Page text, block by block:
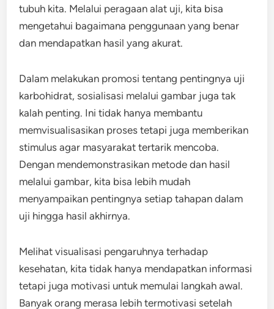
tubuh kita. Melalui peragaan alat uji, kita bisa
mengetahui bagaimana penggunaan yang benar
dan mendapatkan hasil yang akurat.
Dalam melakukan promosi tentang pentingnya uji
karbohidrat, sosialisasi melalui gambar juga tak
kalah penting. Ini tidak hanya membantu
memvisualisasikan proses tetapi juga memberikan
stimulus agar masyarakat tertarik mencoba.
Dengan mendemonstrasikan metode dan hasil
melalui gambar, kita bisa lebih mudah
menyampaikan pentingnya setiap tahapan dalam
uji hingga hasil akhirnya.
Melihat visualisasi pengaruhnya terhadap
kesehatan, kita tidak hanya mendapatkan informasi
tetapi juga motivasi untuk memulai langkah awal.
Banyak orang merasa lebih termotivasi setelah